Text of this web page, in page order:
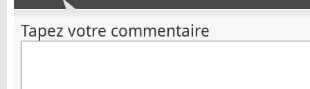
Tapez votre commentaire